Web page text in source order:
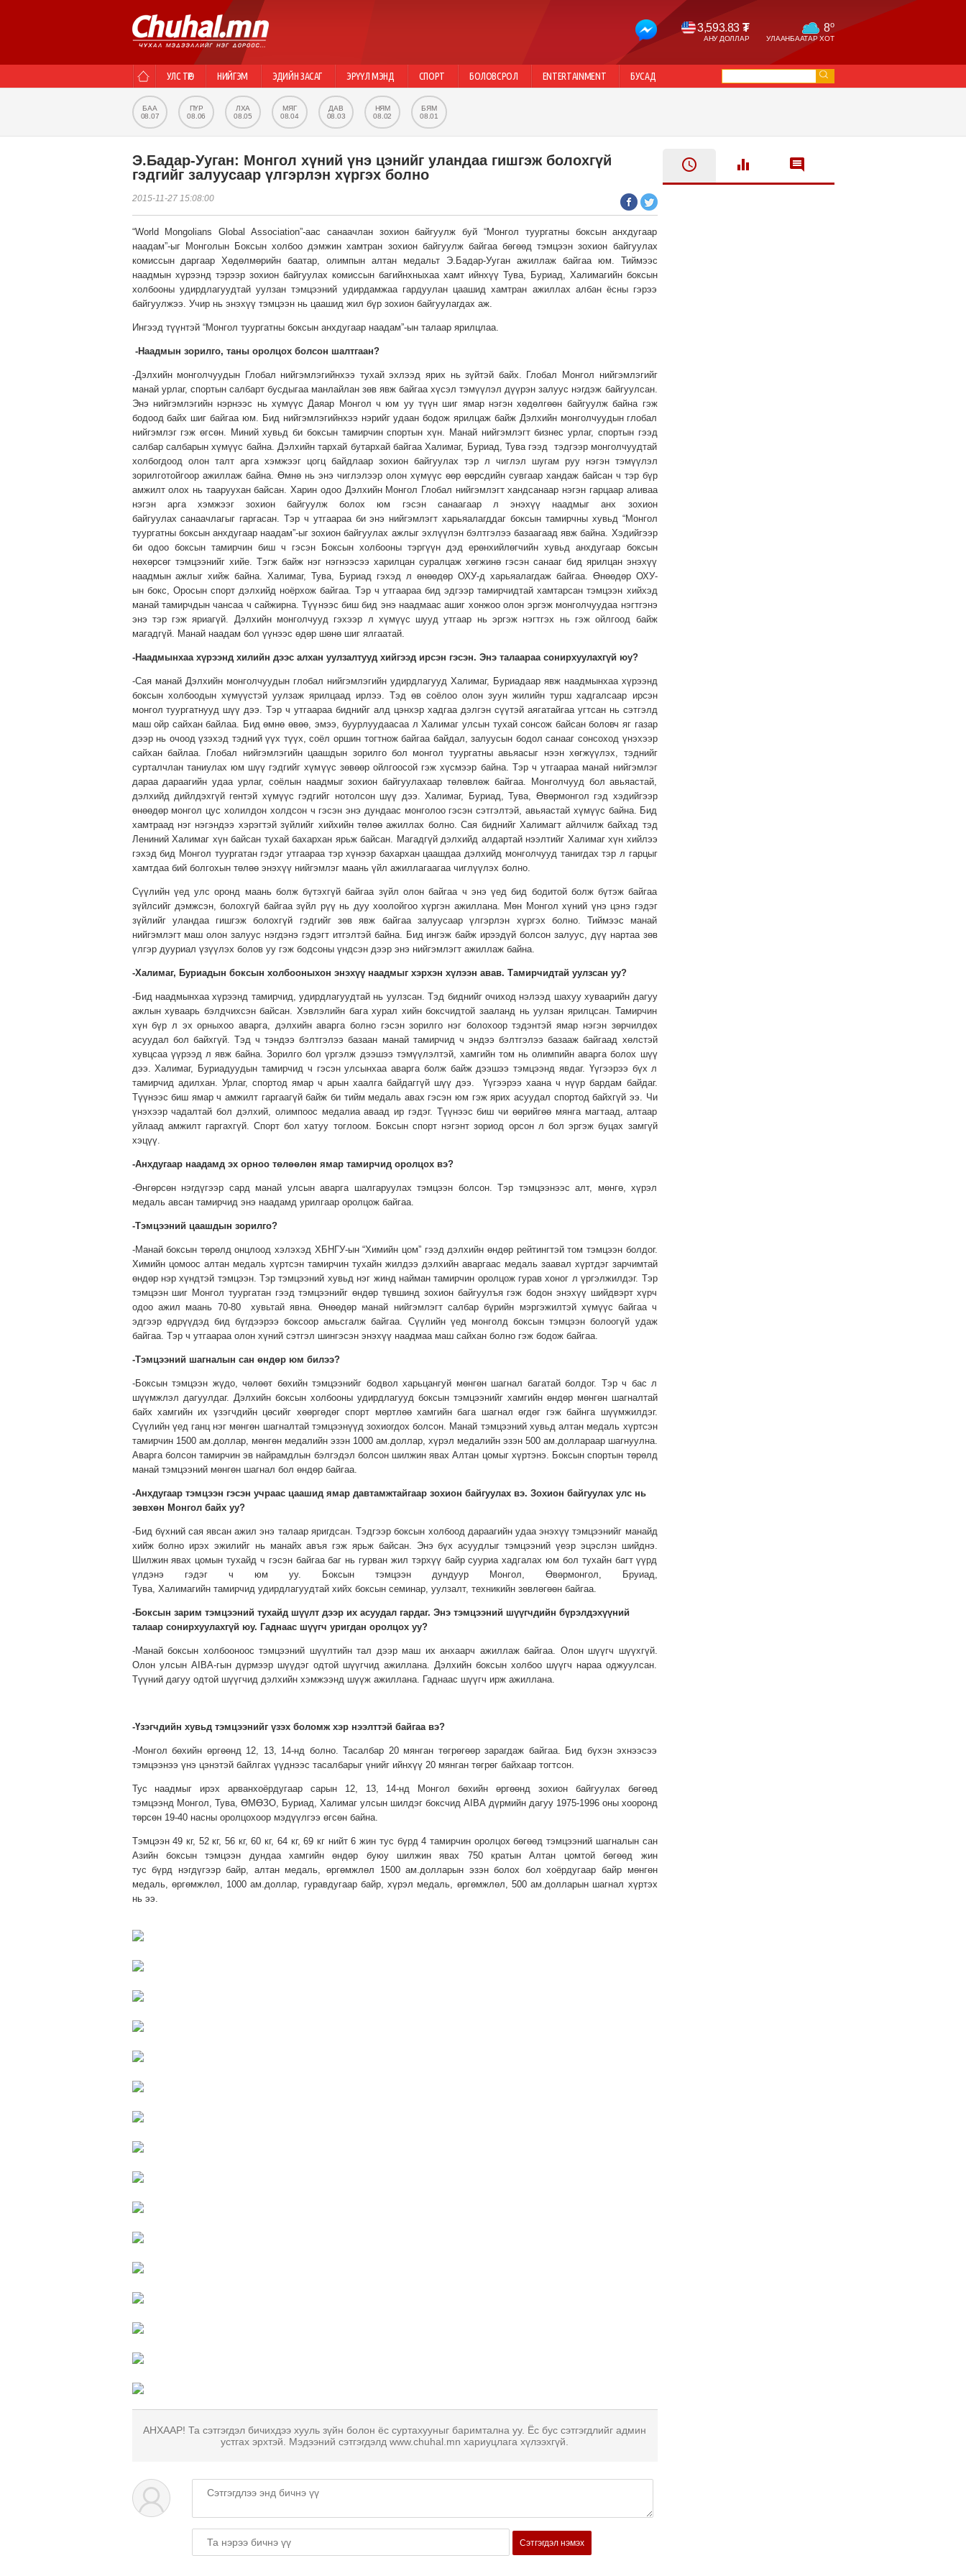
3,593.83 ₮
АНУ ДОЛЛАР
8o
УЛААНБААТАР ХОТ
УЛС ТӨР НИЙГЭМ ЭДИЙН ЗАСАГ ЭРҮҮЛ МЭНД СПОРТ БОЛОВСРОЛ ENTERTAINMENT БУСАД
БАА
08.07
ПҮР
08.06
ЛХА
08.05
МЯГ
08.04
ДАВ
08.03
НЯМ
08.02
БЯМ
08.01
Э.Бадар-Ууган: Монгол хүний үнэ цэнийг уландаа гишгэж болохгүй
гэдгийг залуусаар үлгэрлэн хүргэх болно
2015-11-27 15:08:00
“World Mongolians Global Association”-аас санаачлан зохион байгуулж буй “Монгол туургатны боксын анхдугаар
наадам”-ыг Монголын Боксын холбоо дэмжин хамтран зохион байгуулж байгаа бөгөөд тэмцээн зохион байгуулах
комиссын даргаар Хөдөлмөрийн баатар, олимпын алтан медальт Э.Бадар-Ууган ажиллаж байгаа юм. Тиймээс
наадмын хүрээнд тэрээр зохион байгуулах комиссын багийнхныхаа хамт ийнхүү Тува, Буриад, Халимагийн боксын
холбооны удирдлагуудтай уулзан тэмцээний удирдамжаа гардуулан цаашид хамтран ажиллах албан ёсны гэрээ
байгуулжээ. Учир нь энэхүү тэмцээн нь цаашид жил бүр зохион байгуулагдах аж.
Ингээд түүнтэй “Монгол туургатны боксын анхдугаар наадам”-ын талаар ярилцлаа.
-Наадмын зорилго, таны оролцох болсон шалтгаан?
-Дэлхийн монголчуудын Глобал нийгэмлэгийнхээ тухай эхлээд ярих нь зүйтэй байх. Глобал Монгол нийгэмлэгийг
манай урлаг, спортын салбарт бусдыгаа манлайлан зөв явж байгаа хүсэл тэмүүлэл дүүрэн залуус нэгдэж байгуулсан.
Энэ нийгэмлэгийн нэрнээс нь хүмүүс Даяар Монгол ч юм уу түүн шиг ямар нэгэн хөдөлгөөн байгуулж байна гэж
бодоод байх шиг байгаа юм. Бид нийгэмлэгийнхээ нэрийг удаан бодож ярилцаж байж Дэлхийн монголчуудын глобал
нийгэмлэг гэж өгсөн. Миний хувьд би боксын тамирчин спортын хүн. Манай нийгэмлэгт бизнес урлаг, спортын гээд
салбар салбарын хүмүүс байна. Дэлхийн тархай бутархай байгаа Халимаг, Буриад, Тува гээд тэдгээр монголчуудтай
холбогдоод олон талт арга хэмжээг цогц байдлаар зохион байгуулах тэр л чиглэл шугам руу нэгэн тэмүүлэл
зорилготойгоор ажиллаж байна. Өмнө нь энэ чиглэлээр олон хүмүүс өөр өөрсдийн сувгаар хандаж байсан ч тэр бүр
амжилт олох нь тааруухан байсан. Харин одоо Дэлхийн Монгол Глобал нийгэмлэгт хандсанаар нэгэн гарцаар аливаа
нэгэн арга хэмжээг зохион байгуулж болох юм гэсэн санаагаар л энэхүү наадмыг анх зохион
байгуулах санаачлагыг гаргасан. Тэр ч утгаараа би энэ нийгэмлэгт харьяалагддаг боксын тамирчны хувьд “Монгол
туургатны боксын анхдугаар наадам”-ыг зохион байгуулах ажлыг эхлүүлэн бэлтгэлээ базаагаад явж байна. Хэдийгээр
би одоо боксын тамирчин биш ч гэсэн Боксын холбооны тэргүүн дэд ерөнхийлөгчийн хувьд анхдугаар боксын
нөхөрсөг тэмцээнийг хийе. Тэгж байж нэг нэгнээсээ харилцан суралцаж хөгжинө гэсэн санааг бид ярилцан энэхүү
наадмын ажлыг хийж байна. Халимаг, Тува, Буриад гэхэд л өнөөдөр ОХУ-д харьяалагдаж байгаа. Өнөөдөр ОХУ-
ын бокс, Оросын спорт дэлхийд ноёрхож байгаа. Тэр ч утгаараа бид эдгээр тамирчидтай хамтарсан тэмцээн хийхэд
манай тамирчдын чансаа ч сайжирна. Түүнээс биш бид энэ наадмаас ашиг хонжоо олон эргэж монголчуудаа нэгтгэнэ
энэ тэр гэж яриагүй. Дэлхийн монголчууд гэхээр л хүмүүс шууд утгаар нь эргэж нэгтгэх нь гэж ойлгоод байж
магадгүй. Манай наадам бол үүнээс өдөр шөнө шиг ялгаатай.
-Наадмынхаа хүрээнд хилийн дээс алхан уулзалтууд хийгээд ирсэн гэсэн. Энэ талаараа сонирхуулахгүй юу?
-Сая манай Дэлхийн монголчуудын глобал нийгэмлэгийн удирдлагууд Халимаг, Буриадаар явж наадмынхаа хүрээнд
боксын холбоодын хүмүүстэй уулзаж ярилцаад ирлээ. Тэд өв соёлоо олон зуун жилийн турш хадгалсаар ирсэн
монгол туургатнууд шүү дээ. Тэр ч утгаараа биднийг алд цэнхэр хадгаа дэлгэн сүүтэй аягатайгаа угтсан нь сэтгэлд
маш ойр сайхан байлаа. Бид өмнө өвөө, эмээ, буурлуудаасаа л Халимаг улсын тухай сонсож байсан боловч яг газар
дээр нь очоод үзэхэд тэдний үүх түүх, соёл оршин тогтнож байгаа байдал, залуусын бодол санааг сонсоход үнэхээр
сайхан байлаа. Глобал нийгэмлэгийн цаашдын зорилго бол монгол туургатны авьяасыг нээн хөгжүүлэх, тэднийг
сурталчлан таниулах юм шүү гэдгийг хүмүүс зөвөөр ойлгоосой гэж хүсмээр байна. Тэр ч утгаараа манай нийгэмлэг
дараа дараагийн удаа урлаг, соёлын наадмыг зохион байгуулахаар төлөвлөж байгаа. Монголчууд бол авьяастай,
дэлхийд дийлдэхгүй гентэй хүмүүс гэдгийг нотолсон шүү дээ. Халимаг, Буриад, Тува, Өвөрмонгол гэд хэдийгээр
өнөөдөр монгол цус холилдон холдсон ч гэсэн энэ дундаас монголоо гэсэн сэтгэлтэй, авьяастай хүмүүс байна. Бид
хамтраад нэг нэгэндээ хэрэгтэй зүйлийг хийхийн төлөө ажиллах болно. Сая биднийг Халимагт айлчилж байхад тэд
Лениний Халимаг хүн байсан тухай бахархан ярьж байсан. Магадгүй дэлхийд алдартай нээлтийг Халимаг хүн хийлээ
гэхэд бид Монгол туургатан гэдэг утгаараа тэр хүнээр бахархан цаашдаа дэлхийд монголчууд танигдах тэр л гарцыг
хамтдаа бий болгохын төлөө энэхүү нийгэмлэг маань үйл ажиллагаагаа чиглүүлэх болно.
Сүүлийн үед улс оронд маань болж бүтэхгүй байгаа зүйл олон байгаа ч энэ үед бид бодитой болж бүтэж байгаа
зүйлсийг дэмжсэн, болохгүй байгаа зүйл рүү нь дуу хоолойгоо хүргэн ажиллана. Мөн Монгол хүний үнэ цэнэ гэдэг
зүйлийг уландаа гишгэж болохгүй гэдгийг зөв явж байгаа залуусаар үлгэрлэн хүргэх болно. Тиймээс манай
нийгэмлэгт маш олон залуус нэгдэнэ гэдэгт итгэлтэй байна. Бид ингэж байж ирээдүй болсон залуус, дүү нартаа зөв
үлгэр дууриал үзүүлэх болов уу гэж бодсоны үндсэн дээр энэ нийгэмлэгт ажиллаж байна.
-Халимаг, Буриадын боксын холбооныхон энэхүү наадмыг хэрхэн хүлээн авав. Тамирчидтай уулзсан уу?
-Бид наадмынхаа хүрээнд тамирчид, удирдлагуудтай нь уулзсан. Тэд биднийг очиход нэлээд шахуу хуваарийн дагуу
ажлын хуваарь бэлдчихсэн байсан. Хэвлэлийн бага хурал хийн боксчидтой зааланд нь уулзан ярилцсан. Тамирчин
хүн бүр л эх орныхоо аварга, дэлхийн аварга болно гэсэн зорилго нэг болохоор тэдэнтэй ямар нэгэн зөрчилдөх
асуудал бол байхгүй. Тэд ч тэндээ бэлтгэлээ базаан манай тамирчид ч эндээ бэлтгэлээ базааж байгаад хөлстэй
хувцсаа үүрээд л явж байна. Зорилго бол үргэлж дээшээ тэмүүлэлтэй, хамгийн том нь олимпийн аварга болох шүү
дээ. Халимаг, Буриадуудын тамирчид ч гэсэн улсынхаа аварга болж байж дээшээ тэмцээнд явдаг. Үүгээрээ бүх л
тамирчид адилхан. Урлаг, спортод ямар ч арын хаалга байдаггүй шүү дээ. Үүгээрээ хаана ч нүүр бардам байдаг.
Түүнээс биш ямар ч амжилт гаргаагүй байж би тийм медаль авах гэсэн юм гэж ярих асуудал спортод байхгүй ээ. Чи
үнэхээр чадалтай бол дэлхий, олимпоос медалиа аваад ир гэдэг. Түүнээс биш чи өөрийгөө мянга магтаад, алтаар
уйлаад амжилт гаргахгүй. Спорт бол хатуу тоглоом. Боксын спорт нэгэнт зориод орсон л бол эргэж буцах замгүй
хэцүү.
-Анхдугаар наадамд эх орноо төлөөлөн ямар тамирчид оролцох вэ?
-Өнгөрсөн нэгдүгээр сард манай улсын аварга шалгаруулах тэмцээн болсон. Тэр тэмцээнээс алт, мөнгө, хүрэл
медаль авсан тамирчид энэ наадамд урилгаар оролцож байгаа.
-Тэмцээний цаашдын зорилго?
-Манай боксын төрөлд онцлоод хэлэхэд ХБНГУ-ын “Химийн цом” гээд дэлхийн өндөр рейтингтэй том тэмцээн болдог.
Химийн цомоос алтан медаль хүртсэн тамирчин тухайн жилдээ дэлхийн аваргаас медаль заавал хүртдэг зарчимтай
өндөр нэр хүндтэй тэмцээн. Тэр тэмцээний хувьд нэг жинд найман тамирчин оролцож гурав хоног л үргэлжилдэг. Тэр
тэмцээн шиг Монгол туургатан гээд тэмцээнийг өндөр түвшинд зохион байгуулъя гэж бодон энэхүү шийдвэрт хүрч
одоо ажил маань 70-80 хувьтай явна. Өнөөдөр манай нийгэмлэгт салбар бүрийн мэргэжилтэй хүмүүс байгаа ч
эдгээр өдрүүдэд бид бүгдээрээ боксоор амьсгалж байгаа. Сүүлийн үед монголд боксын тэмцээн болоогүй удаж
байгаа. Тэр ч утгаараа олон хүний сэтгэл шингэсэн энэхүү наадмаа маш сайхан болно гэж бодож байгаа.
-Тэмцээний шагналын сан өндөр юм билээ?
-Боксын тэмцээн жүдо, чөлөөт бөхийн тэмцээнийг бодвол харьцангуй мөнгөн шагнал багатай болдог. Тэр ч бас л
шүүмжлэл дагуулдаг. Дэлхийн боксын холбооны удирдлагууд боксын тэмцээнийг хамгийн өндөр мөнгөн шагналтай
байх хамгийн их үзэгчдийн цөсийг хөөргөдөг спорт мөртлөө хамгийн бага шагнал өгдөг гэж байнга шүүмжилдэг.
Сүүлийн үед ганц нэг мөнгөн шагналтай тэмцээнүүд зохиогдох болсон. Манай тэмцээний хувьд алтан медаль хүртсэн
тамирчин 1500 ам.доллар, мөнгөн медалийн эзэн 1000 ам.доллар, хүрэл медалийн эзэн 500 ам.доллараар шагнуулна.
Аварга болсон тамирчин эв найрамдлын бэлгэдэл болсон шилжин явах Алтан цомыг хүртэнэ. Боксын спортын төрөлд
манай тэмцээний мөнгөн шагнал бол өндөр байгаа.
-Анхдугаар тэмцээн гэсэн учраас цаашид ямар давтамжтайгаар зохион байгуулах вэ. Зохион байгуулах улс нь
зөвхөн Монгол байх уу?
-Бид бүхний сая явсан ажил энэ талаар яригдсан. Тэдгээр боксын холбоод дараагийн удаа энэхүү тэмцээнийг манайд
хийж болно ирэх эжилийг нь манайх авъя гэж ярьж байсан. Энэ бүх асуудлыг тэмцээний үеэр эцэслэн шийднэ.
Шилжин явах цомын тухайд ч гэсэн байгаа баг нь гурван жил тэрхүү байр сууриа хадгалах юм бол тухайн багт үүрд
үлдэнэ гэдэг ч юм уу. Боксын тэмцээн дундуур Монгол, Өвөрмонгол, Бруиад,
Тува, Халимагийн тамирчид удирдлагуудтай хийх боксын семинар, уулзалт, техникийн зөвлөгөөн байгаа.
-Боксын зарим тэмцээний тухайд шүүлт дээр их асуудал гардаг. Энэ тэмцээний шүүгчдийн бүрэлдэхүүний
талаар сонирхуулахгүй юу. Гаднаас шүүгч уригдан оролцох уу?
-Манай боксын холбооноос тэмцээний шүүлтийн тал дээр маш их анхаарч ажиллаж байгаа. Олон шүүгч шүүхгүй.
Олон улсын AIBA-гын дүрмээр шүүдэг одтой шүүгчид ажиллана. Дэлхийн боксын холбоо шүүгч нараа оджуулсан.
Түүний дагуу одтой шүүгчид дэлхийн хэмжээнд шүүж ажиллана. Гаднаас шүүгч ирж ажиллана.
-Үзэгчдийн хувьд тэмцээнийг үзэх боломж хэр нээлттэй байгаа вэ?
-Монгол бөхийн өргөөнд 12, 13, 14-нд болно. Тасалбар 20 мянган төгрөгөөр зарагдаж байгаа. Бид бүхэн эхнээсээ
тэмцээнээ үнэ цэнэтэй байлгах үүднээс тасалбарыг үнийг ийнхүү 20 мянган төгрөг байхаар тогтсон.
Тус наадмыг ирэх арванхоёрдугаар сарын 12, 13, 14-нд Монгол бөхийн өргөөнд зохион байгуулах бөгөөд
тэмцээнд Монгол, Тува, ӨМӨЗО, Буриад, Халимаг улсын шилдэг боксчид AIBA дүрмийн дагуу 1975-1996 оны хооронд
төрсөн 19-40 насны оролцохоор мэдүүлгээ өгсөн байна.
Тэмцээн 49 кг, 52 кг, 56 кг, 60 кг, 64 кг, 69 кг нийт 6 жин тус бүрд 4 тамирчин оролцох бөгөөд тэмцээний шагналын сан
Азийн боксын тэмцээн дундаа хамгийн өндөр буюу шилжин явах 750 кратын Алтан цомтой бөгөөд жин
тус бүрд нэгдүгээр байр, алтан медаль, өргөмжлөл 1500 ам.долларын эзэн болох бол хоёрдугаар байр мөнгөн
медаль, өргөмжлөл, 1000 ам.доллар, гуравдугаар байр, хүрэл медаль, өргөмжлөл, 500 ам.долларын шагнал хүртэх
нь ээ.
АНХААР! Та сэтгэгдэл бичихдээ хууль зүйн болон ёс суртахууныг баримтална уу. Ёс бус сэтгэгдлийг админ
устгах эрхтэй. Мэдээний сэтгэгдэлд www.chuhal.mn хариуцлага хүлээхгүй.
Сэтгэгдэл нэмэх